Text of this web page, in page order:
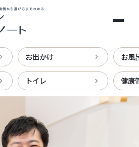
キップ
お出かけ
トイレ
お風
健康
ビーノート